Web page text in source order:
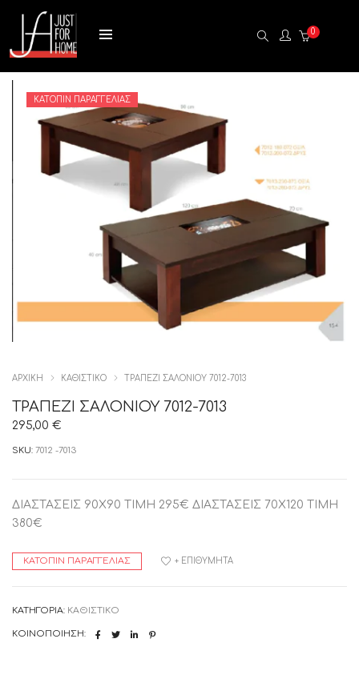
0
ΚΑΤΌΠΙΝ ΠΑΡΑΓΓΕΛΊΑΣ
ΑΡΧΙΚΉ ΚΑΘΙΣΤΙΚΟ ΤΡΑΠΕΖΙ ΣΑΛΟΝΙΟΥ 7012-7013
ΤΡΑΠΕΖΙ ΣΑΛΟΝΙΟΥ 7012-7013
295,00 €
SKU: 7012 -7013
ΔΙΑΣΤΑΣΕΙΣ 90Χ90 ΤΙΜΗ 295€ ΔΙΑΣΤΑΣΕΙΣ 70Χ120 ΤΙΜΗ
380€
ΚΑΤΌΠΙΝ ΠΑΡΑΓΓΕΛΊΑΣ + ΕΠΙΘΥΜΗΤΆ
ΚΑΤΗΓΟΡΊΑ: ΚΑΘΙΣΤΙΚΟ
ΚΟΙΝΟΠΟΊΗΣΗ: